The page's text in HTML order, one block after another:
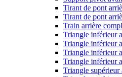
Tirant de pont
Tirant de pont
Train arrière
Triangle inférieur
Triangle inférieur
Triangle inférieur
Triangle inférieur
Triangle supérieur